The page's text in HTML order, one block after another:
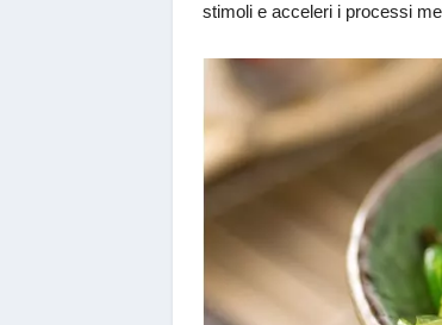
stimoli e acceleri i processi